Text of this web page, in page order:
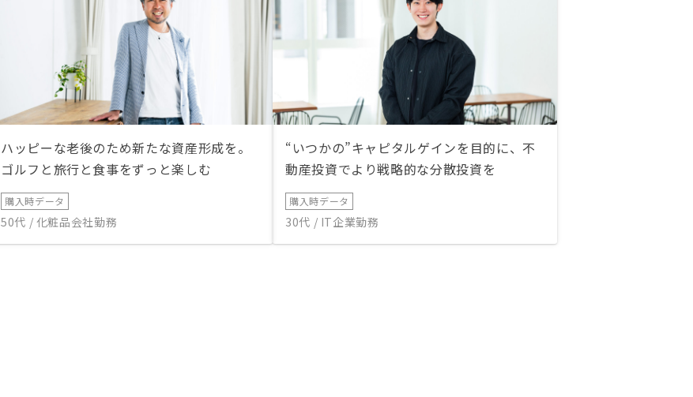
ハッピーな老後のため新たな資産形成を。
ゴルフと旅行と食事をずっと楽しむ
購入時データ
50代 / 化粧品会社勤務
“いつかの”キャピタルゲインを目的に、不
動産投資でより戦略的な分散投資を
購入時データ
30代 / IT企業勤務